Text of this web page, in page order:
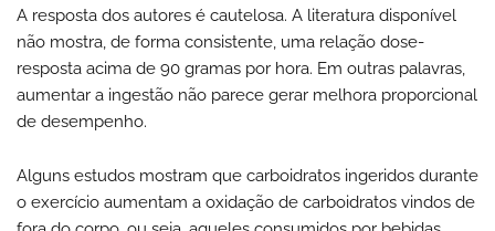
A resposta dos autores é cautelosa. A literatura disponível
não mostra, de forma consistente, uma relação dose-
resposta acima de 90 gramas por hora. Em outras palavras,
aumentar a ingestão não parece gerar melhora proporcional
de desempenho.
Alguns estudos mostram que carboidratos ingeridos durante
o exercício aumentam a oxidação de carboidratos vindos de